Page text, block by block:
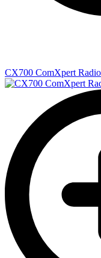
CX700 ComXpert Radio